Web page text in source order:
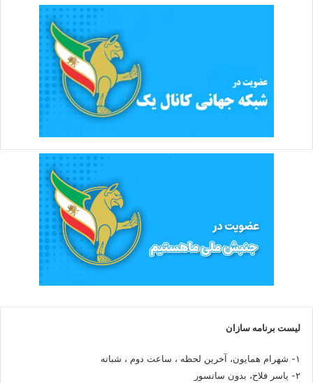
لیست برنامه سازان
۱- شهرام همایون، آخرین لحظه ، ساعت دوم ، شبانه
۲- یاسر فلاح، بدون سانسور